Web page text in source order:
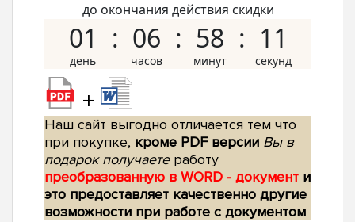
до окончания действия скидки
01 06 58 10
+
Наш сайт выгодно отличается тем что
при покупке, кроме PDF версии Вы в
подарок получаетеработу
преобразованную в WORD - документ и
это предоставляет качественно другие
возможности при работе с документом